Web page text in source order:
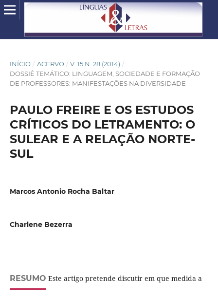
INÍCIO / ACERVO / V. 15 N. 28 (2014) /
DOSSIÊ TEMÁTICO: LINGUAGEM, SOCIEDADE E FORMAÇÃO
DE PROFESSORES: MANIFESTAÇÕES NA DIVERSIDADE
PAULO FREIRE E OS ESTUDOS
CRÍTICOS DO LETRAMENTO: O
SULEAR E A RELAÇÃO NORTE-
SUL
Marcos Antonio Rocha Baltar
Charlene Bezerra
RESUMO Este artigo pretende discutir em que medida a